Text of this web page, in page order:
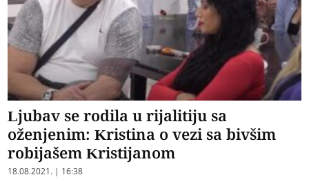
Ljubav se rodila u rijalitiju sa
oženjenim: Kristina o vezi sa bivšim
robijašem Kristijanom
18.08.2021. | 16:38